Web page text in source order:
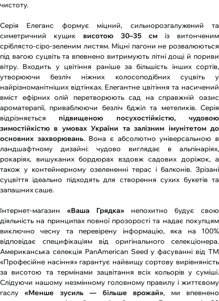
чистоту.
Серія Елеганс формує міцний, сильнорозгалужений та
симетричний кущик висотою 30–35 см із витонченим
сріблясто-сіро-зеленим листям. Міцні пагони не розвалюються
під вагою суцвіть та впевнено витримують літні дощі й пориви
вітру. Входить у цвітіння раніше за більшість інших сортів,
утворюючи безліч ніжних колосоподібних суцвіть у
найрізноманітніших відтінках. Елегантне цвітіння та насичений
вміст ефірних олій перетворюють сад на справжній оазис
ароматерапії, приваблюючи безліч бджіл та метеликів. Серія
відрізняється підвищеною посухостійкістю, чудовою
зимостійкістю в умовах України та залізним імунітетом до
основних захворювань. Вона є абсолютно універсальною в
ландшафтному дизайні: чудово виглядає в альпінаріях,
рокаріях, вишуканих бордюрах вздовж садових доріжок, а
також у контейнерному озелененні терас і балконів. Зрізані
суцвіття ідеально підходять для створення сухих букетів та
запашних саше.
Інтернет-магазин «Ваша Грядка» непохитно будує свою
діяльність на принципах повної прозорості та надає покупцям
виключно чесну та перевірену інформацію, яка на 100%
відповідає специфікаціям від оригінального селекціонера.
Американська селекція PanAmerican Seed у фасуванні від ТМ
«Професійне насіння» гарантує найвищу сортову вирівняність
за висотою та термінами зацвітання всіх кольорів у суміші.
Слідуючи нашому незмінному головному правилу і життєвому
гаслу«Менше зусиль — більше врожай», ми впевнено